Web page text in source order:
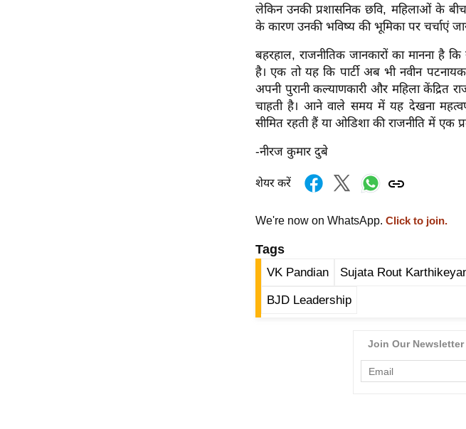
लेकिन उनकी प्रशासनिक छवि, महिलाओं के
के कारण उनकी भविष्य की भूमिका पर चर्चाएं
बहरहाल, राजनीतिक जानकारों का मानना है
है। एक तो यह कि पार्टी अब भी नवीन
अपनी पुरानी कल्याणकारी और महिला
चाहती है। आने वाले समय में यह देखना
सीमित रहती हैं या ओडिशा की राजनीति में एक
-नीरज कुमार दुबे
शेयर करें
We're now on WhatsApp. Click to join.
Tags
VK Pandian Sujata Rout
BJD Leadership